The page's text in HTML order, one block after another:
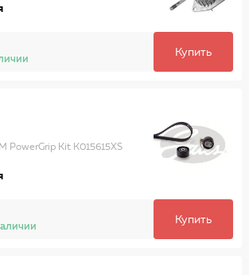
Купить
PowerGrip Kit K015615XS
Купить